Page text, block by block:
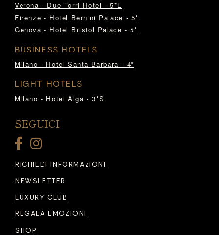
Verona - Due Torri Hotel - 5*L
Firenze - Hotel Bernini Palace - 5*
Genova - Hotel Bristol Palace - 5*
BUSINESS HOTELS
Milano - Hotel Santa Barbara - 4*
LIGHT HOTELS
Milano - Hotel Alga - 3*S
SEGUICI
RICHIEDI INFORMAZIONI
NEWSLETTER
LUXURY CLUB
REGALA EMOZIONI
SHOP